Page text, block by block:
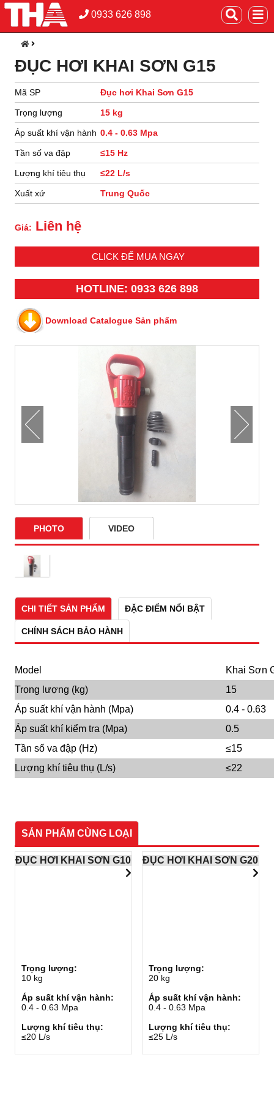
0933 626 898
ĐỤC HƠI KHAI SƠN G15
Mã SP Đục hơi Khai Sơn G15
Trọng lượng 15 kg
Áp suất khí vận hành 0.4 - 0.63 Mpa
Tần số va đập ≤15 Hz
Lượng khí tiêu thụ ≤22 L/s
Xuất xứ Trung Quốc
Giá: Liên hệ
CLICK ĐỂ MUA NGAY
HOTLINE: 0933 626 898
Download Catalogue Sản phẩm
PHOTO VIDEO
CHI TIẾT SẢN PHẨM ĐẶC ĐIỂM NỔI BẬT
CHÍNH SÁCH BẢO HÀNH
Model
Khai Sơn
Trọng lượng (kg)
15
Áp suất khí vận hành (Mpa)
0.4 - 0.63
Áp suất khí kiểm tra (Mpa)
0.5
Tần số va đập (Hz)
≤15
Lượng khí tiêu thụ (L/s)
≤22
SẢN PHẨM CÙNG LOẠI
ĐỤC HƠI KHAI SƠN G10
Trọng lượng:
10 kg
Áp suất khí vận hành:
0.4 - 0.63 Mpa
Lượng khí tiêu thụ:
≤20 L/s
ĐỤC HƠI KHAI SƠN G20
Trọng lượng:
20 kg
Áp suất khí vận hành:
0.4 - 0.63 Mpa
Lượng khí tiêu thụ:
≤25 L/s